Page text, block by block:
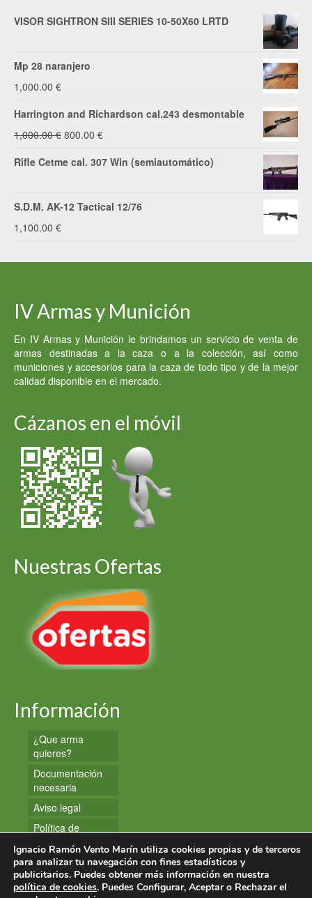
VISOR SIGHTRON SIII SERIES 10-50X60 LRTD
Mp 28 naranjero
1,000.00 €
Harrington and Richardson cal.243 desmontable
1,000.00€ El
precio
800.00 €El
precio
Rifle Cetme cal. 307 Win (semiautomático)
S.D.M. AK-12 Tactical 12/76
1,100.00 €
IV Armas y Munición
En IV Armas y Munición le brindamos un servicio de venta de
armas destinadas a la caza o a la colección, así como
municiones y accesorios para la caza de todo tipo y de la mejor
calidad disponible en el mercado.
Cázanos en el móvil
Nuestras Ofertas
Información
¿Que arma
quieres?
Documentación
necesaria
Aviso legal
Política de
privacidad
Política de
cookies
Ignacio Ramón Vento Marín utiliza cookies propias y de terceros
para analizar tu navegación con fines estadísticos y
publicitarios. Puedes obtener más información en nuestra
política de cookies. Puedes Configurar, Aceptar o Rechazar el